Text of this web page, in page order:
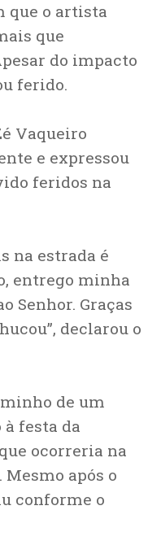
que o artista
que
do impacto
ferido.
Vaqueiro
e expressou
feridos na
na estrada é
entrego minha
Senhor. Graças
declarou o
de um
festa da
ocorreria na
após o
conforme o